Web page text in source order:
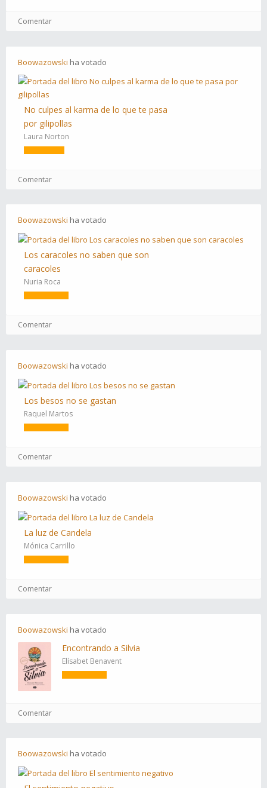
Comentar
Boowazowski ha votado
No culpes al karma de lo que te pasa
por gilipollas
Laura Norton
Comentar
Boowazowski ha votado
Los caracoles no saben que son
caracoles
Nuria Roca
Comentar
Boowazowski ha votado
Los besos no se gastan
Raquel Martos
Comentar
Boowazowski ha votado
La luz de Candela
Mónica Carrillo
Comentar
Boowazowski ha votado
Encontrando a Silvia
Elísabet Benavent
Comentar
Boowazowski ha votado